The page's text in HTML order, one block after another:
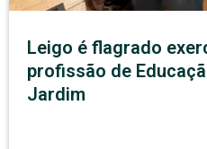
Leigo é flagrado
profissão de
Jardim